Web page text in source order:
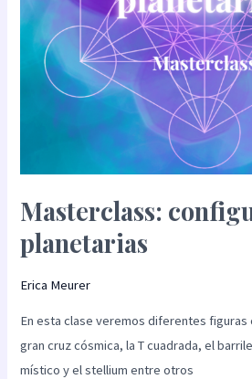
Masterclass:
planetarias
Erica Meurer
En esta clase veremos diferentes figuras
gran cruz cósmica, la T cuadrada, el
místico y el stellium entre otros